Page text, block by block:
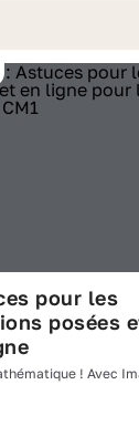
pour les
posées
! Avec